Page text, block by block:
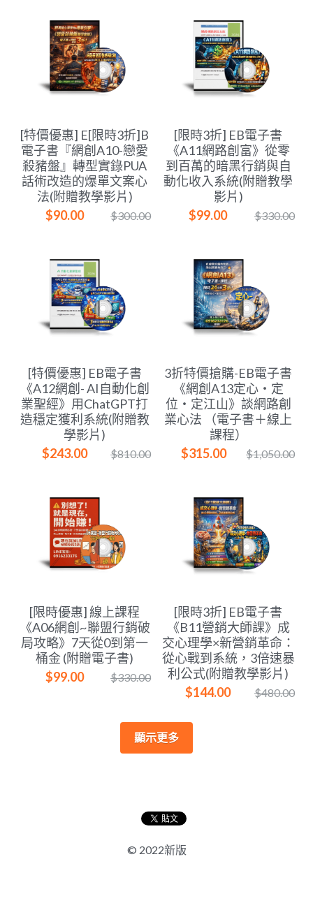
[特價優惠] E[限時3折]B
電子書『網創A10-戀愛
殺豬盤』轉型實錄PUA
話術改造的爆單文案心
法(附贈教學影片)
$90.00
$300.00
[限時3折] EB電子書
《A11網路創富》從零
到百萬的暗黑行銷與自
動化收入系統(附贈教學
影片)
$99.00
$330.00
[特價優惠] EB電子書
《A12網創- AI自動化創
業聖經》用ChatGPT打
造穩定獲利系統(附贈教
學影片)
$243.00
$810.00
3折特價搶購-EB電子書
《網創A13定心・定
位・定江山》談網路創
業心法 （電子書＋線上
課程）
$315.00
$1,050.00
[限時優惠] 線上課程
《A06網創~聯盟行銷破
局攻略》7天從0到第一
桶金 (附贈電子書)
$99.00
$330.00
[限時3折] EB電子書
《B11營銷大師課》成
交心理學×新營銷革命：
從心戰到系統，3倍速暴
利公式(附贈教學影片)
$144.00
$480.00
顯示更多
© 2022新版